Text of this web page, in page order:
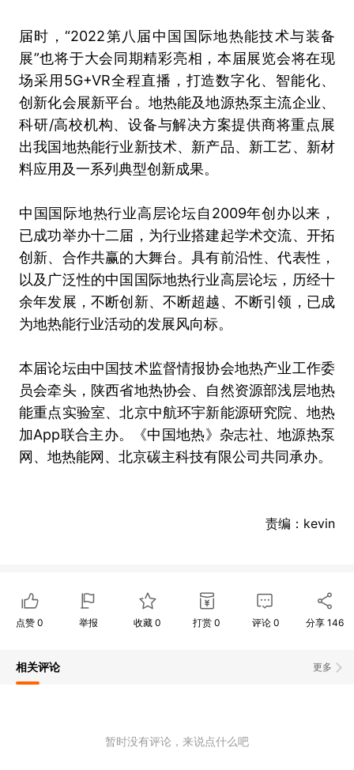
届时，“2022第八届中国国际地热能技术与装备
展”也将于大会同期精彩亮相，本届展览会将在现
场采用5G+VR全程直播，打造数字化、智能化、
创新化会展新平台。地热能及地源热泵主流企业、
科研/高校机构、设备与解决方案提供商将重点展
出我国地热能行业新技术、新产品、新工艺、新材
料应用及一系列典型创新成果。
中国国际地热行业高层论坛自2009年创办以来，
已成功举办十二届，为行业搭建起学术交流、开拓
创新、合作共赢的大舞台。具有前沿性、代表性，
以及广泛性的中国国际地热行业高层论坛，历经十
余年发展，不断创新、不断超越、不断引领，已成
为地热能行业活动的发展风向标。
本届论坛由中国技术监督情报协会地热产业工作委
员会牵头，陕西省地热协会、自然资源部浅层地热
能重点实验室、北京中航环宇新能源研究院、地热
加App联合主办。《中国地热》杂志社、地源热泵
网、地热能网、北京碳主科技有限公司共同承办。
责编：kevin
点赞 0 举报 收藏0 打赏 0 评论 0 分享 146
更多
相关评论
暂时没有评论，来说点什么吧